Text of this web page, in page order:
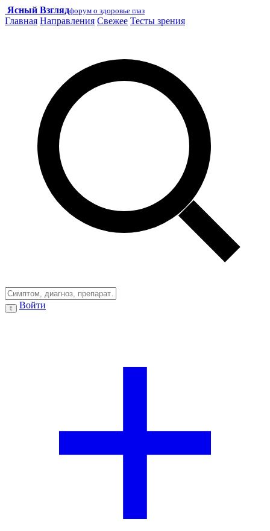
Ясный Взглядфорум о здоровье глаз
Главная Направления Свежее Тесты зрения
Войти